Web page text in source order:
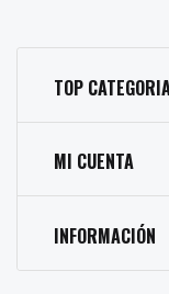
TOP
MI CUENTA
INFORMACIÓN